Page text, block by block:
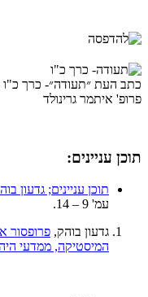
כתב העת ״תעודה״- כרך כ"ו
פרופ' איתמר גרינולד
תוכן עניינים:
תוכן עניינים; גדעון
עמ' 9 – 14.
גדעון בוהק, פרופסור
המיסטיקה, ממדעי